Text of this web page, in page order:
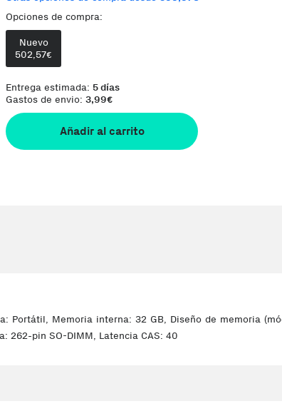
Opciones de compra:
Nuevo
502,57€
Entrega estimada: 5 días
Gastos de envio: 3,99€
Añadir al carrito
Portátil, Memoria interna: 32 GB, Diseño de memoria
262-pin SO-DIMM, Latencia CAS: 40